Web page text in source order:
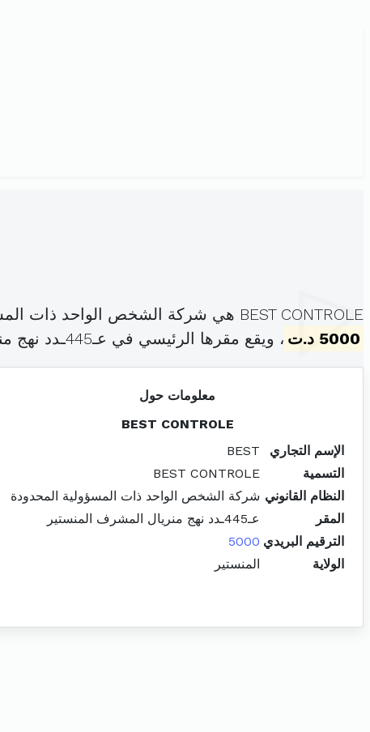
BEST CONTROLE هي شركة الشخص الواحد ذات المسؤولية المحدودة ، مسجلة تحت الهوية
5000 د.ت
، ويقع مقرها الرئيسي في عـ445ـدد نهج منريال المشرف المنستير (
معلومات حول
BEST CONTROLE
الإسم التجاري
BEST
التسمية
BEST CONTROLE
النظام القانوني شركة الشخص الواحد ذات المسؤولية المحدودة
المقر
عـ445ـدد نهج منريال المشرف المنستير
الترقيم البريدي 5000
الولاية
المنستير